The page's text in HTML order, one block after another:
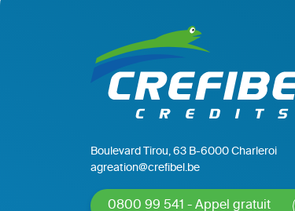
Boulevard Tirou, 63 B-6000 Charleroi
agreation@crefibel.be
0800 99 541 - Appel gratuit